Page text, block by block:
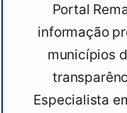
Portal
informação
municípios
Especialista